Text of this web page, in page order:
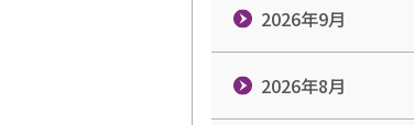
2026年9月
2026年8月